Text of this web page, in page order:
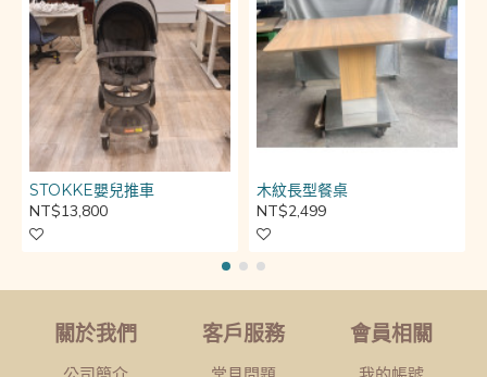
STOKKE嬰兒推車
NT$13,800
木紋長型餐桌
NT$2,499
關於我們 客戶服務 會員相關